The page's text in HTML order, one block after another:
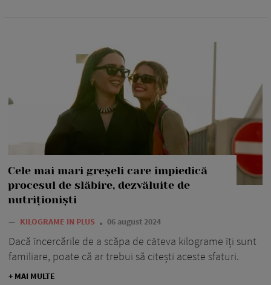
Cele mai mari greșeli care împiedică
procesul de slăbire, dezvăluite de
nutriționiști
— KILOGRAME IN PLUS 06 august 2024
Dacă încercările de a scăpa de câteva kilograme îți sunt
familiare, poate că ar trebui să citești aceste sfaturi.
+ MAI MULTE